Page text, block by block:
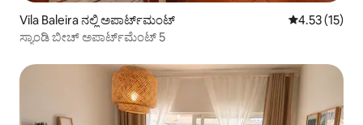
Vila Baleira ನಲ್ಲಿ ಅಪಾರ್ಟ್‌ಮಂಟ್ 5 ರಲ್ಲಿ 4.53
4.53 (15)
ಸ್ಯಾಂಡಿ ಬೀಚ್ ಅಪಾರ್ಟ್‌ಮೆಂಟ್ 5